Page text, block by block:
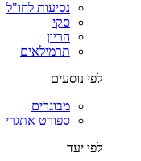
נסיעות לחו"ל
סקי
הריון
תרמילאים
לפי נוסעים
מבוגרים
ספורט אתגרי
לפי יעד